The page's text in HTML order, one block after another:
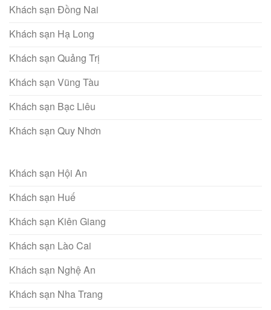
Khách sạn Đồng Nai
Khách sạn Hạ Long
Khách sạn Quảng Trị
Khách sạn Vũng Tàu
Khách sạn Bạc Liêu
Khách sạn Quy Nhơn
Khách sạn Hội An
Khách sạn Huế
Khách sạn Kiên Giang
Khách sạn Lào Cai
Khách sạn Nghệ An
Khách sạn Nha Trang